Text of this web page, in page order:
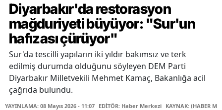
Diyarbakır'da restorasyon
mağduriyeti büyüyor: "Sur'un
hafızası çürüyor"
Sur'da tescilli yapıların iki yıldır bakımsız ve terk
edilmiş durumda olduğunu söyleyen DEM Parti
Diyarbakır Milletvekili Mehmet Kamaç, Bakanlığa acil
çağrıda bulundu.
YAYINLAMA: 08 Mayıs 2026 - 11:07 EDİTÖR: Haber Merkezi KAYNAK: (HABER